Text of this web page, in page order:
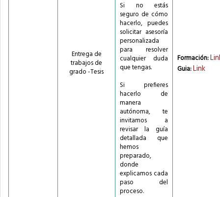
Entrega de
trabajos de
grado -Tesis
Si no estás
seguro de cómo
hacerlo, puedes
solicitar asesoría
personalizada
para resolver
cualquier duda
que tengas.
Si prefieres
hacerlo de
manera
autónoma, te
invitamos a
revisar la guía
detallada que
hemos
preparado,
donde
explicamos cada
paso del
proceso.
Formación:
Guia:Link